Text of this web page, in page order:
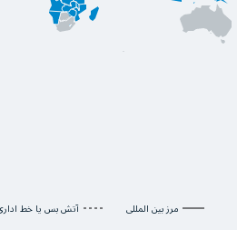
مرز بین المللی آتش بس یا خط